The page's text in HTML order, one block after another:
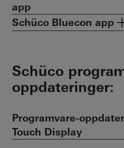
app
Schüco Bluecon app
Schüco
oppdateringer:
Programvare-
Touch Display